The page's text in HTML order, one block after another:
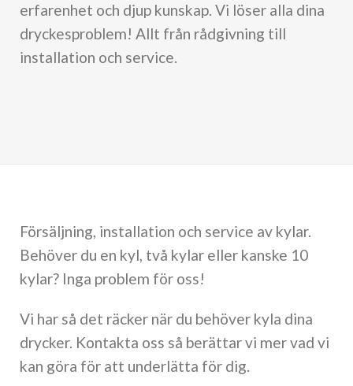
erfarenhet och djup kunskap. Vi löser alla dina
dryckesproblem! Allt från rådgivning till
installation och service.
Försäljning, installation och service av kylar.
Behöver du en kyl, två kylar eller kanske 10
kylar? Inga problem för oss!
Vi har så det räcker när du behöver kyla dina
drycker. Kontakta oss så berättar vi mer vad vi
kan göra för att underlätta för dig.